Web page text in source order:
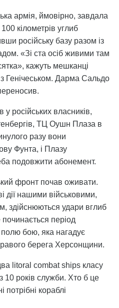
армія, ймовірно, завдала
кілометрів углиб
російську базу разом із
«Зі ста осіб живими там
кажуть мешканці
Генічеськом. Дарма Сальдо
російських власників,
ТЦ Оушн Плаза в
разу вони
Фунта, і Плазу
подовжити абонемент.
фронт почав оживати.
дії нашими військовими,
здійснюються удари вглиб
період
бою, яка нагадує
берега Херсонщини.
litoral combat ships класу
10 років служби. Хто б це
потрібні кораблі